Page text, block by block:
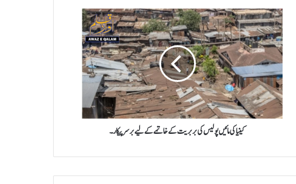
کینیا
کی
مائیں
پولیس
کی
بربریت
کے
خاتمے
کے
پیکار
کینیا کی مائیں پولیس کی بربریت کے خاتمے کے لیے برسر پیکار ۔